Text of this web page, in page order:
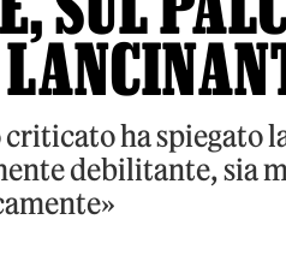
ha spiegato
debilitante, sia